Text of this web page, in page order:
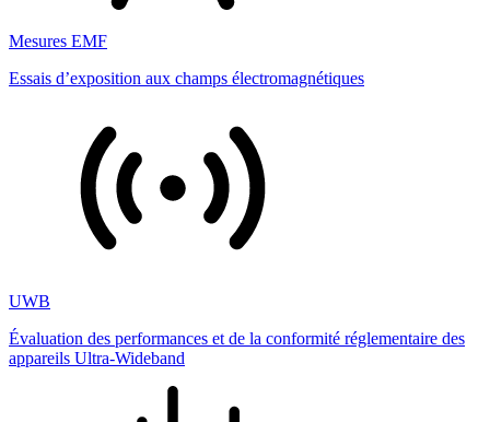
Mesures EMF
Essais d’exposition aux champs électromagnétiques
UWB
Évaluation des performances et de la conformité réglementaire des
appareils Ultra-Wideband